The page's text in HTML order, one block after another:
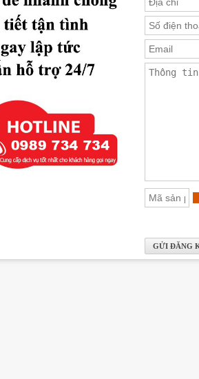
Mặt bằng tầng 6-22; 24-27 chung cư